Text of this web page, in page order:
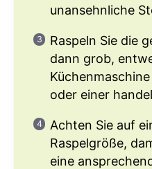
unansehnliche
Raspeln Sie die
dann grob,
oder einer
Achten Sie auf
Raspelgröße,
eine